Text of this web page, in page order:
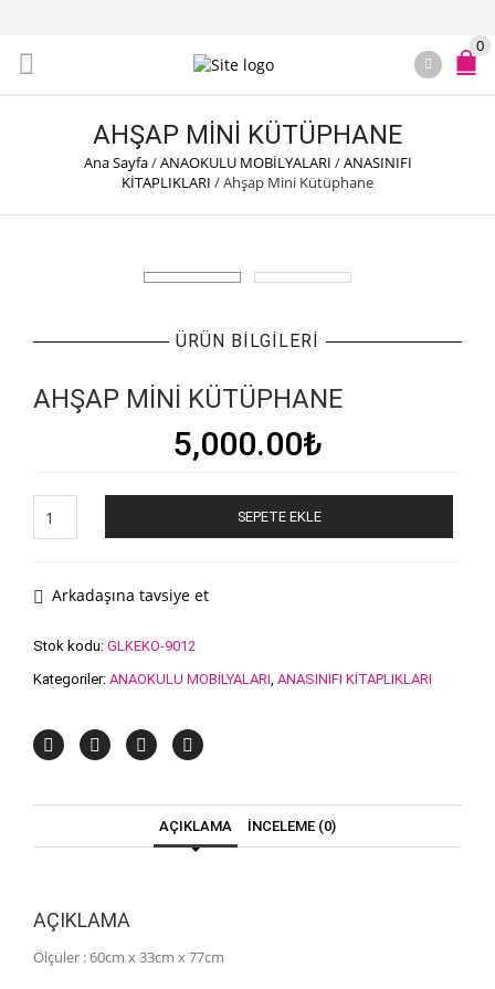
0
AHŞAP MINI KÜTÜPHANE
Ana Sayfa/ANAOKULU MOBİLYALARI /ANASINIFI
KİTAPLIKLARI /Ahşap Mini Kütüphane
ÜRÜN BILGILERI
AHŞAP MINI KÜTÜPHANE
5,000.00₺
Mini
SEPETE EKLE
Arkadaşına tavsiye et
Stok kodu: GLKEKO-9012
Kategoriler: ANAOKULU MOBİLYALARI ANASINIFI KİTAPLIKLARI
AÇIKLAMA İNCELEME (0)
AÇIKLAMA
Ölçüler : 60cm x 33cm x 77cm